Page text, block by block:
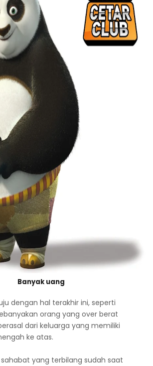
Banyak uang
dengan hal terakhir ini, seperti
orang yang over berat
dari keluarga yang memiliki
ke atas.
yang terbilang sudah saat